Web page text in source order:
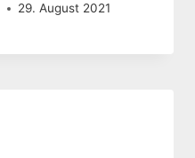
29. August 2021